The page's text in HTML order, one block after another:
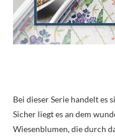
Bei dieser Serie handelt es
Sicher liegt es an dem
Wiesenblumen, die durch